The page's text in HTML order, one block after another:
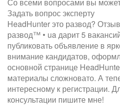
Задать вопрос эксперту
HeadHunter это развод?
развод™ • ua дарит 5
публиковать объявление в
внимание кандидатов,
основной странице
материалы сложновато. А
интересному к регистрации.
консультации пишите мне!